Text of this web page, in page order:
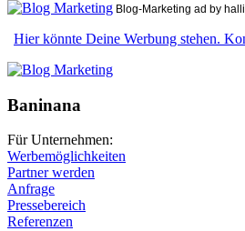
Blog-Marketing ad by
Hier könnte Deine Werbung stehen.
Baninana
Für Unternehmen:
Werbemöglichkeiten
Partner werden
Anfrage
Pressebereich
Referenzen